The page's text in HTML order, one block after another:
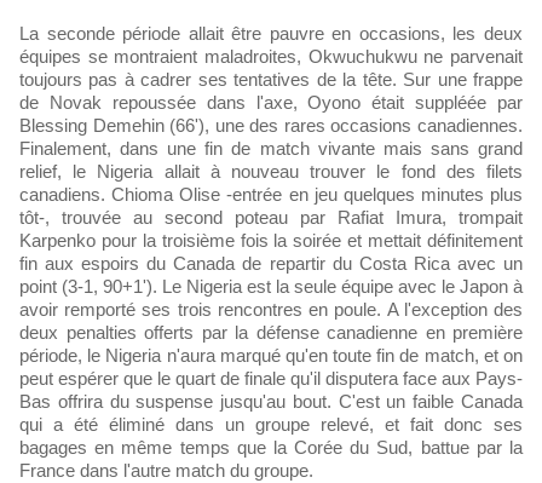
La seconde période allait être pauvre en occasions, les deux
équipes se montraient maladroites, Okwuchukwu ne parvenait
toujours pas à cadrer ses tentatives de la tête. Sur une frappe
de Novak repoussée dans l'axe, Oyono était suppléée par
Blessing Demehin (66'), une des rares occasions canadiennes.
Finalement, dans une fin de match vivante mais sans grand
relief, le Nigeria allait à nouveau trouver le fond des filets
canadiens. Chioma Olise -entrée en jeu quelques minutes plus
tôt-, trouvée au second poteau par Rafiat Imura, trompait
Karpenko pour la troisième fois la soirée et mettait définitement
fin aux espoirs du Canada de repartir du Costa Rica avec un
point (3-1, 90+1'). Le Nigeria est la seule équipe avec le Japon à
avoir remporté ses trois rencontres en poule. A l'exception des
deux penalties offerts par la défense canadienne en première
période, le Nigeria n'aura marqué qu'en toute fin de match, et on
peut espérer que le quart de finale qu'il disputera face aux Pays-
Bas offrira du suspense jusqu'au bout. C'est un faible Canada
qui a été éliminé dans un groupe relevé, et fait donc ses
bagages en même temps que la Corée du Sud, battue par la
France dans l'autre match du groupe.